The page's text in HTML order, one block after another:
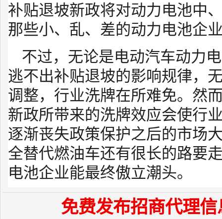
补贴退坡新政将对动力电池中
那些小、乱、差的动力电池企
不过，无论是电动汽车动力
逃不出补贴退坡的影响规律，
调整，行业洗牌在所难免。然
新政所带来的洗牌效应会使行
逐渐丧失政策保护之后的市场
全替代燃油车还有很长的路要
电池企业能最终傲立潮头。
免费发布招商代理信